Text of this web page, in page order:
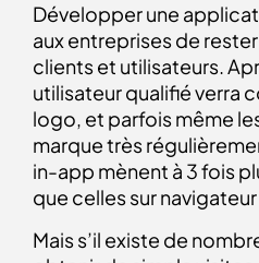
Développer une
aux entreprises de
clients et utilisateurs.
utilisateur qualifié verra
logo, et parfois même
marque très
in-app mènent à 3 fois
que celles sur
Mais s’il existe de